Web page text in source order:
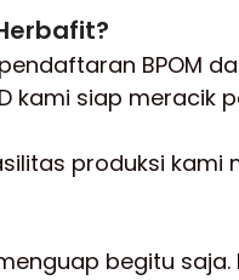
BPOM
kami siap
produksi
begitu